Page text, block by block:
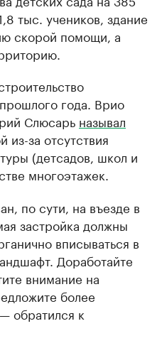
тыс. учеников, здание
скорой помощи, а
года. Врио
Слюсарь называл
за отсутствия
(детсадов, школ и
многоэтажек.
по сути, на въезде в
застройка должны
вписываться в
Доработайте
внимание на
более
обратился к